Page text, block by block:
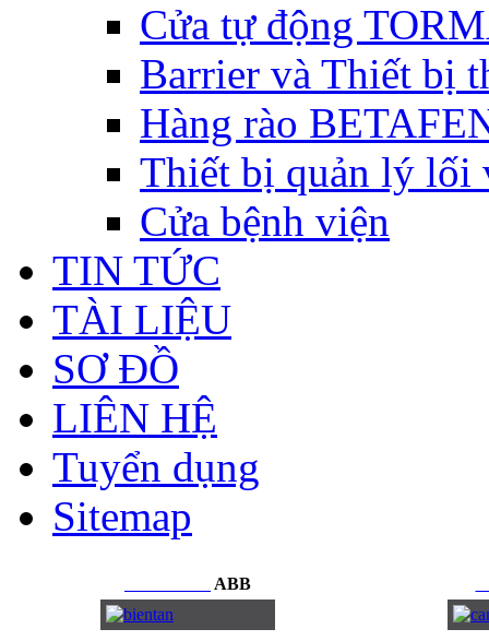
Cửa tự động
Barrier và Thiết bị
Hàng rào
Thiết bị quản lý lối
Cửa bệnh viện
TIN TỨC
TÀI LIỆU
SƠ ĐỒ
LIÊN HỆ
Tuyển dụng
Sitemap
ABB